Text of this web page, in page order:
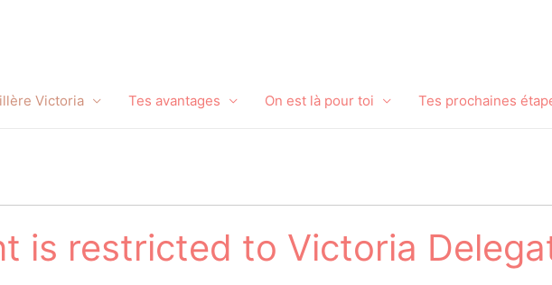
Victoria Tes avantages On est là pour toi Tes prochaines
is restricted to Victoria